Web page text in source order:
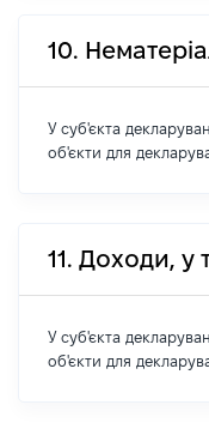
10.
У суб'єкта
об'єкти для
11. Доходи, у
У суб'єкта
об'єкти для